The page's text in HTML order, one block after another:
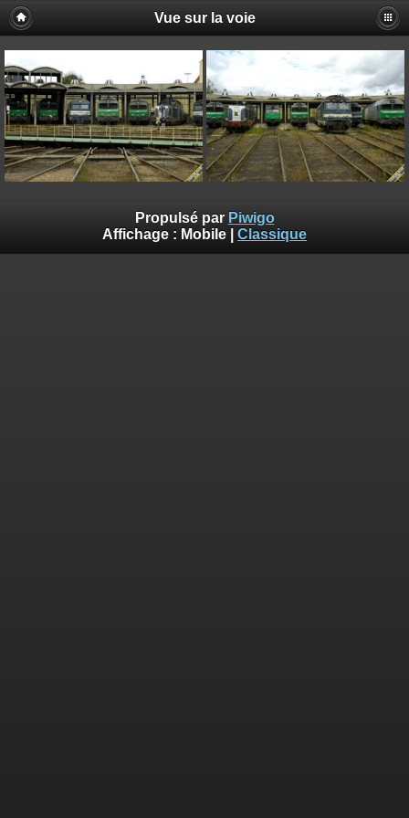
Vue sur la voie
Propulsé par Piwigo
Affichage : Mobile Classique